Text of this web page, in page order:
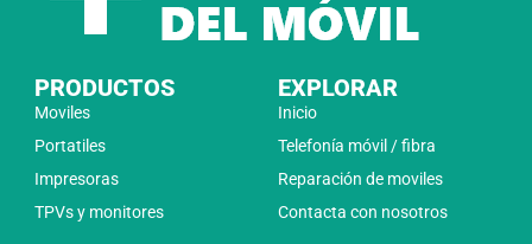
PRODUCTOS
Moviles
Portatiles
Impresoras
TPVs y monitores
EXPLORAR
Inicio
Telefonía móvil / fibra
Reparación de moviles
Contacta con nosotros